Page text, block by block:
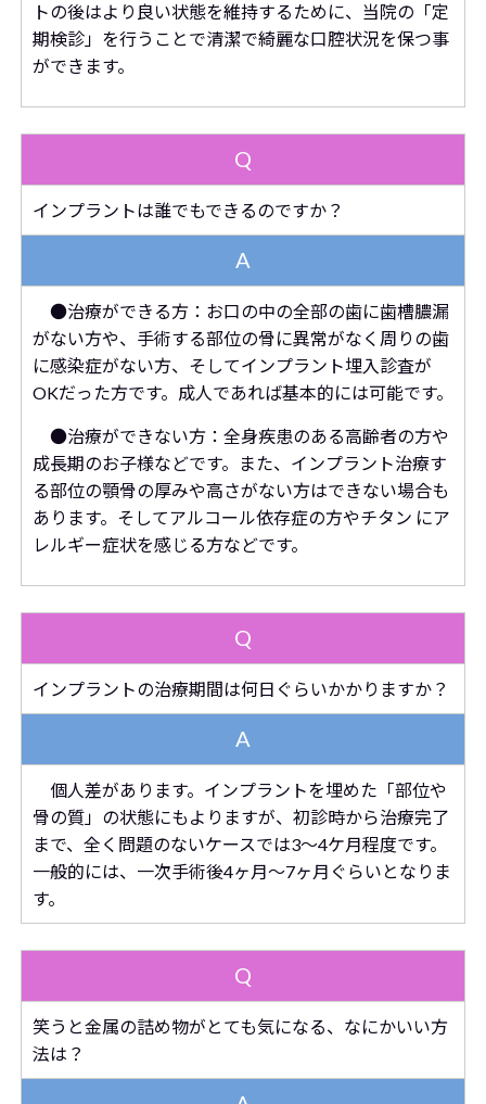
トの後はより良い状態を維持するために、当院の「定
期検診」を行うことで清潔で綺麗な口腔状況を保つ事
ができます。
Q
インプラントは誰でもできるのですか？
A
●治療ができる方：お口の中の全部の歯に歯槽膿漏
がない方や、手術する部位の骨に異常がなく周りの歯
に感染症がない方、そしてインプラント埋入診査が
OKだった方です。成人であれば基本的には可能です。
●治療ができない方：全身疾患のある高齢者の方や
成長期のお子様などです。また、インプラント治療す
る部位の顎骨の厚みや高さがない方はできない場合も
あります。そしてアルコール依存症の方やチタン にア
レルギー症状を感じる方などです。
Q
インプラントの治療期間は何日ぐらいかかりますか？
A
個人差があります。 インプラントを埋めた「部位や
骨の質」の状態にもよりますが、初診時から治療完了
まで、全く問題のないケースでは3～4ケ月程度です。
一般的には、一次手術後4ヶ月～7ヶ月ぐらいとなりま
す。
Q
笑うと金属の詰め物がとても気になる、なにかいい方
法は？